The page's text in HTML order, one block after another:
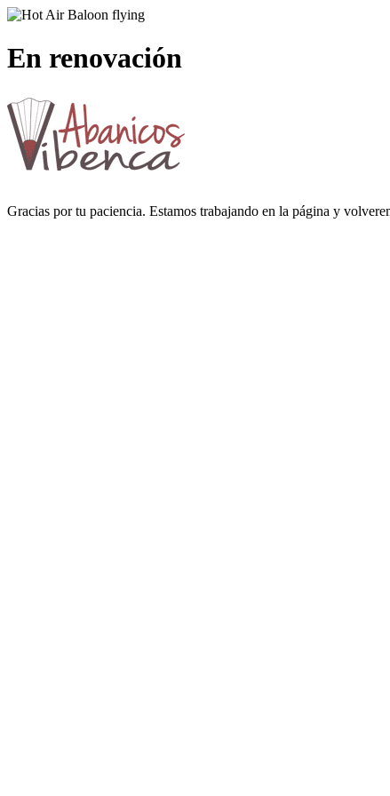
En renovación
Gracias por tu paciencia. Estamos trabajando en la página y